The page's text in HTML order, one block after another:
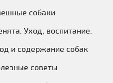
собаки
Уход, воспитание.
и содержание собак
советы